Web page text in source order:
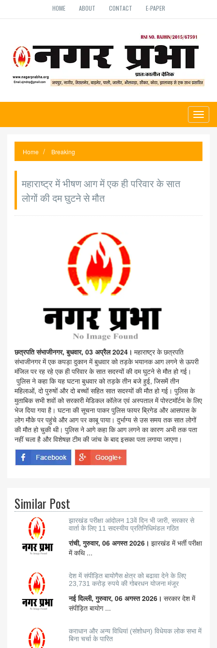
HOME ABOUT CONTACT E-PAPER
Home Breaking
महाराष्ट्र में भीषण आग में एक ही परिवार के सात
लोगों की दम घुटने से मौत
छत्रपति संभाजीनगर, बुधवार, 03 अप्रैल 2024। महाराष्ट्र के छत्रपति
संभाजीनगर में एक कपड़ा दुकान में बुधवार को तड़के भयानक आग लगने से ऊपरी
मंजिल पर रह रहे एक ही परिवार के सात सदस्यों की दम घुटने से मौत हो गई।
पुलिस ने कहा कि यह घटना बुधवार को तड़के तीन बजे हुई, जिसमें तीन
महिलाओं, दो पुरुषों और दो बच्चों सहित सात सदस्यों की मौत हो गई। पुलिस के
मुताबिक सभी शवों को सरकारी मेडिकल कॉलेज एवं अस्पताल में पोस्टमॉर्टम के लिए
भेज दिया गया है। घटना की सूचना पाकर पुलिस फायर ब्रिगेड और आसपास के
लोग मौके पर पहुंचे और आग पर काबू पाया। दुर्भाग्य से उस समय तक सात लोगों
की मौत हो चुकी थी। पुलिस ने आगे कहा कि आग लगने का कारण अभी तक पता
नहीं चला है और विशेषज्ञ टीम की जांच के बाद इसका पता लगाया जाएगा।
Similar Post
झारखंड परीक्षा आंदोलन 13वें दिन भी जारी, सरकार से
वार्ता के लिए 11 सदस्यीय प्रतिनिधिमंडल गठित
रांची, गुरुवार, 06 अगस्त 2026। झारखंड में भर्ती परीक्षा
में कथि ...
देश में संपीड़ित बायोगैस क्षेत्र को बढावा देने के लिए
23,731 करोड़ रुपये की गोबरधन योजना मंजूर
नई दिल्ली, गुरुवार, 06 अगस्त 2026। सरकार देश में
संपीड़ित बायोग ...
कराधान और अन्य विधियां (संशोधन) विधेयक लोक सभा में
बिना चर्चा के पारित